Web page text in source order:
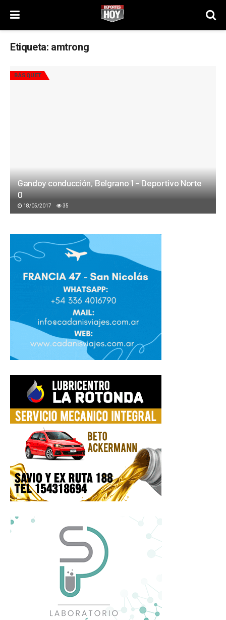
Etiqueta: amtrong
BÁSQUET
Gandoy conducción, Belgrano 1 – Deportivo Norte
0
18/05/2017 35